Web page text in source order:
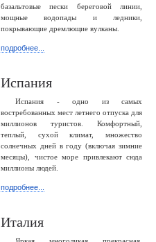
базальтовые пески береговой линии,
мощные водопады и ледники,
покрывающие дремлющие вулканы.
подробнее...
Испания
Испания - одно из самых
востребованных мест летнего отпуска для
миллионов туристов. Комфортный,
теплый, сухой климат, множество
солнечных дней в году (включая зимние
месяцы), чистое море привлекают сюда
миллионы людей.
подробнее...
Италия